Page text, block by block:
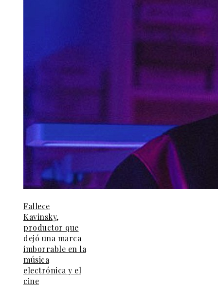
Fallece
Kavinsky,
productor que
dejó una marca
imborrable en la
música
electrónica y el
cine